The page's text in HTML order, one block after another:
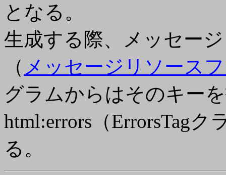
となる。
生成する際、メッセー
（ メッセージリソース
グラムからはそのキー
html:errors（ErrorsTag
る。